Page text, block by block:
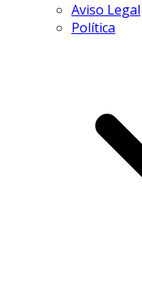
Aviso Legal
Política